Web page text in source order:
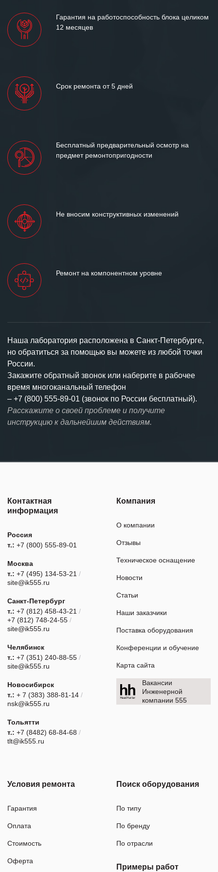
Гарантия на работоспособность блока целиком
12 месяцев
Срок ремонта от 5 дней
Бесплатный предварительный осмотр на
предмет ремонтопригодности
Не вносим конструктивных изменений
Ремонт на компонентном уровне
Наша лаборатория расположена в Санкт-Петербурге,
но обратиться за помощью вы можете из любой точки
России.
Закажите обратный звонок или наберите в рабочее
время многоканальный телефон
– +7 (800) 555-89-01 (звонок по России бесплатный).
Расскажите о своей проблеме и получите
инструкцию к дальнейшим действиям.
Контактная
информация
Россия
т.: +7 (800) 555-89-01
Москва
т.: +7 (495) 134-53-21 /
site@ik555.ru
Санкт-Петербург
т.: +7 (812) 458-43-21 /
+7 (812) 748-24-55 /
site@ik555.ru
Челябинск
т.: +7 (351) 240-88-55 /
site@ik555.ru
Новосибирск
т.: + 7 (383) 388-81-14 /
nsk@ik555.ru
Тольятти
т.: +7 (8482) 68-84-68 /
tlt@ik555.ru
Компания
О компании
Отзывы
Техническое оснащение
Новости
Статьи
Наши заказчики
Поставка оборудования
Конференции и обучение
Карта сайта
Вакансии
Инженерной
компании 555
Условия ремонта
Гарантия
Оплата
Стоимость
Оферта
Поиск оборудования
По типу
По бренду
По отрасли
Примеры работ